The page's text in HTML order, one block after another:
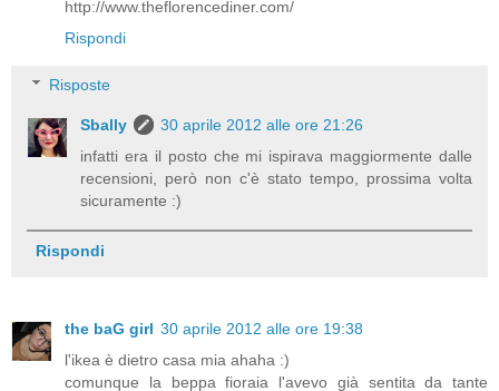
http://www.theflorencediner.com/
Rispondi
Risposte
Sbally
30 aprile 2012 alle ore 21:26
infatti era il posto che mi ispirava maggiormente dalle
recensioni, però non c'è stato tempo, prossima volta
sicuramente :)
Rispondi
the baG girl 30 aprile 2012 alle ore 19:38
l'ikea è dietro casa mia ahaha :)
comunque la beppa fioraia l'avevo già sentita da tante